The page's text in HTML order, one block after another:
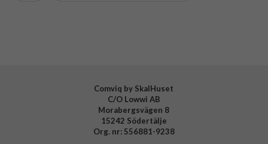
Comviq by SkalHuset
C/O Lowwi AB
Morabergsvägen 8
15242 Södertälje
Org. nr: 556881-9238